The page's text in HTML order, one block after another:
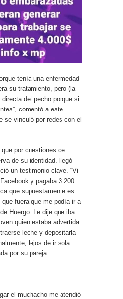
tenía una enfermedad
su tratamiento, pero (la
directa del pecho porque si
comentó a este
se vinculó por redes con el
por cuestiones de
de su identidad, llegó
un testimonio clave. “Vi
y pagaba 3.200.
que supuestamente es
fuera que me podía ir a
Huergo. Le dije que iba
quien estaba advertida
leche y depositarla
lejos de ir sola
por su pareja.
el muchacho me atendió